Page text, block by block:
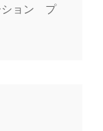
ション プ